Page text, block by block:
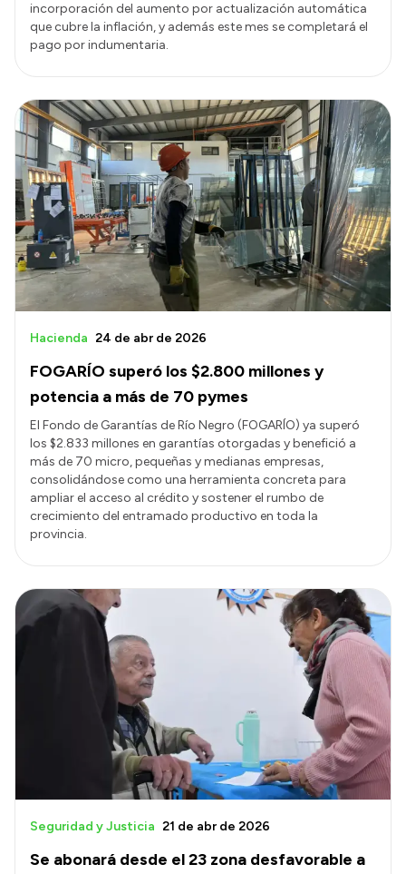
incorporación del aumento por actualización automática
que cubre la inflación, y además este mes se completará el
pago por indumentaria.
FOGARÍO superó los $2.800 millones y
potencia a más de 70 pymes
Hacienda 24 de abr de 2026
El Fondo de Garantías de Río Negro (FOGARÍO) ya superó
los $2.833 millones en garantías otorgadas y benefició a
más de 70 micro, pequeñas y medianas empresas,
consolidándose como una herramienta concreta para
ampliar el acceso al crédito y sostener el rumbo de
crecimiento del entramado productivo en toda la
provincia.
Se abonará desde el 23 zona desfavorable a
Seguridad y Justicia 21 de abr de 2026